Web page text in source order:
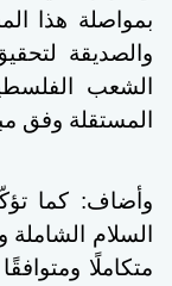
بمواصلة هذا
والصديقة
الشعب
المستقلة وفق
وأضاف: كما
متكاملًا